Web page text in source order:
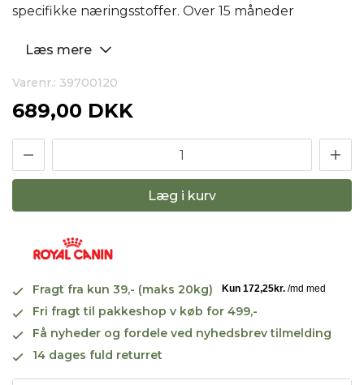
specifikke næringsstoffer. Over 15 måneder
Læs mere
Varenr.: 39700120
689,00 DKK
Læg i kurv
Fragt fra kun 39,- (maks 20kg)
Fri fragt til pakkeshop v køb for 499,-
Få nyheder og fordele ved nyhedsbrev tilmelding
14 dages fuld returret